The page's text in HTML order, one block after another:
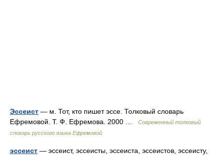
Эссеист — м. Тот, кто пишет эссе. Толковый словарь
Ефремовой. Т. Ф. Ефремова. 2000 …
Современный толковый
словарь русского языка Ефремовой
эссеист — эссеист, эссеисты, эссеиста, эссеистов, эссеисту,